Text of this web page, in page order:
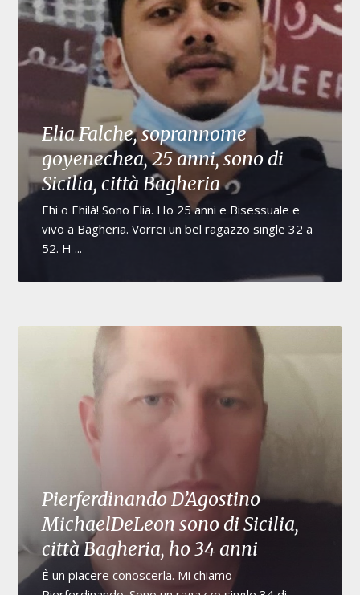
Elia Falche, soprannome
goyenechea, 25 anni, sono di
Sicilia, città Bagheria
Ehi o Ehilà! Sono Elia. Ho 25 anni e Bisessuale e
vivo a Bagheria. Vorrei un bel ragazzo single 32 a
52. H ...
Pierferdinando D’Agostino
MichaelDeLeon sono di Sicilia,
città Bagheria, ho 34 anni
È un piacere conoscerla. Mi chiamo